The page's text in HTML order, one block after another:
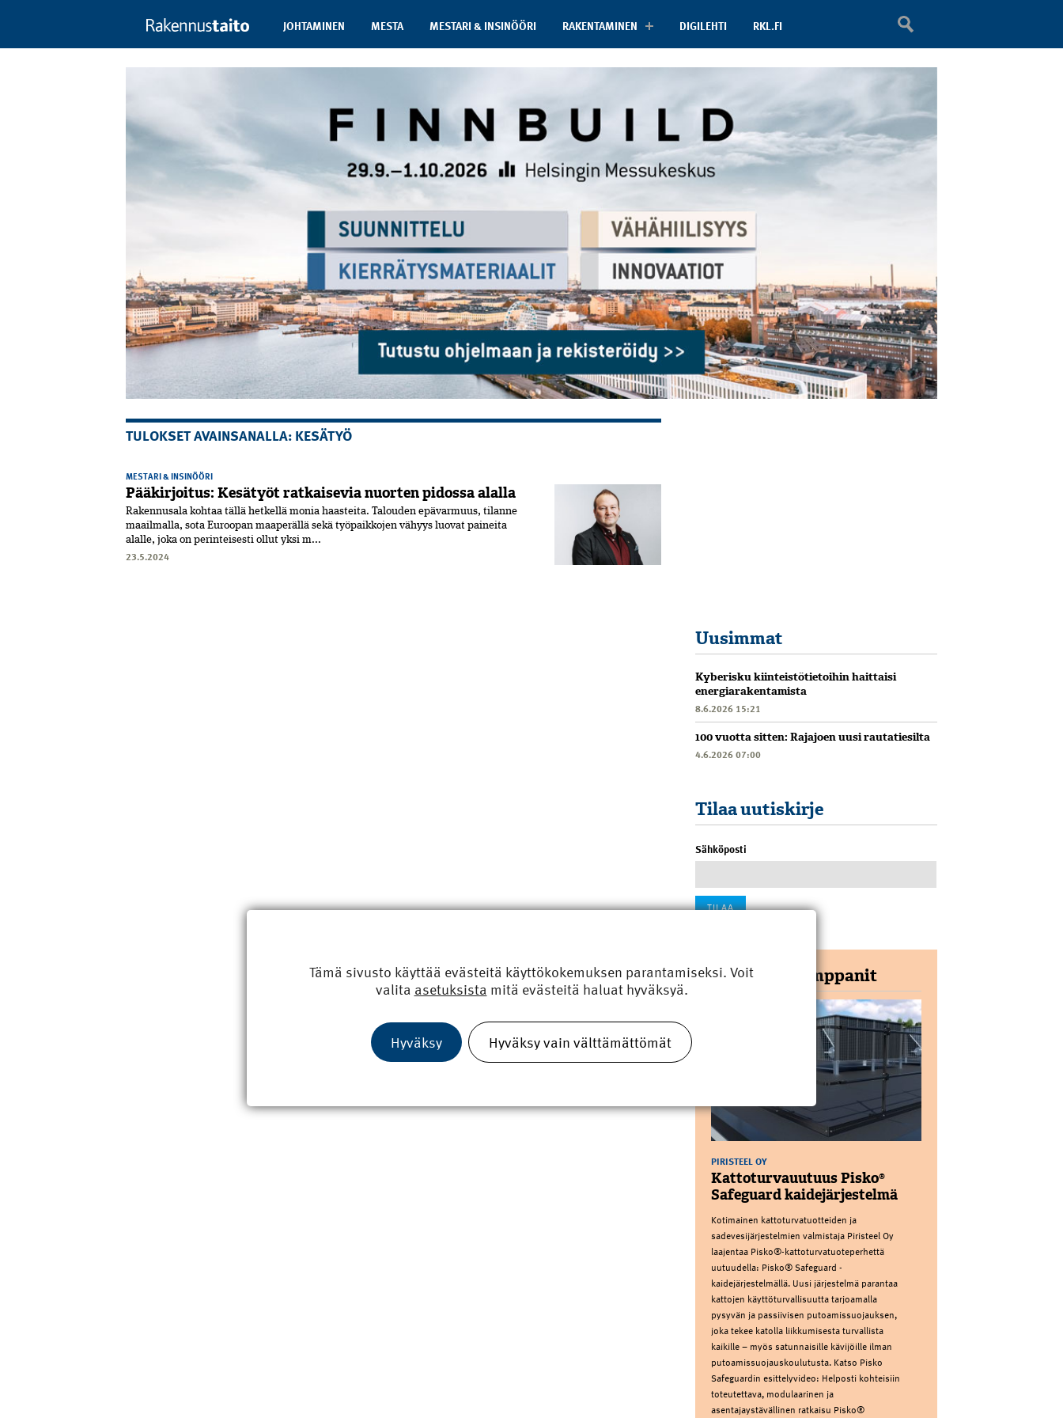
JOHTAMINEN MESTA MESTARI & INSINÖÖRI RAKENTAMINEN DIGILEHTI RKL.FI
TULOKSET AVAINSANALLA: KESÄTYÖ
MESTARI & INSINÖÖRI
Pääkirjoitus: Kesätyöt ratkaisevia nuorten pidossa alalla
Rakennusala kohtaa tällä hetkellä monia haasteita. Talouden epävarmuus, tilanne
maailmalla, sota Euroopan maaperällä sekä työpaikkojen vähyys luovat paineita
alalle, joka on perinteisesti ollut yksi m...
23.5.2024
Uusimmat
Kyberisku kiinteistötietoihin haittaisi
energiarakentamista
8.6.2026 15:21
100 vuotta sitten: Rajajoen uusi rautatiesilta
4.6.2026 07:00
Tilaa uutiskirje
Sähköposti
Yhteistyökumppanit
PIRISTEEL OY
Kattoturvauutuus Pisko®
Safeguard kaidejärjestelmä
Kotimainen kattoturvatuotteiden ja
sadevesijärjestelmien valmistaja Piristeel Oy
laajentaa Pisko®-kattoturvatuoteperhettä
uutuudella: Pisko® Safeguard -
kaidejärjestelmällä. Uusi järjestelmä parantaa
kattojen käyttöturvallisuutta tarjoamalla
pysyvän ja passiivisen putoamissuojauksen,
joka tekee katolla liikkumisesta turvallista
kaikille – myös satunnaisille kävijöille ilman
putoamissuojauskoulutusta. Katso Pisko
Safeguardin esittelyvideo: Helposti kohteisiin
toteutettava, modulaarinen ja
asentajaystävällinen ratkaisu Pisko®
Tämä sivusto käyttää evästeitä käyttökokemuksen parantamiseksi. Voit
valita asetuksista mitä evästeitä haluat hyväksyä.
Hyväksy Hyväksy vain välttämättömät